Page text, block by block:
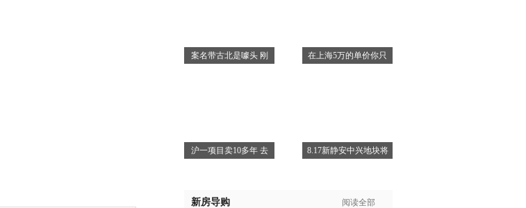
韩女士:158****2390
钱先生:139****7316
于女士:182****8478
案名带古北是噱头 刚 在上海5万的单价你只
沪一项目卖10多年 去 8.17新静安中兴地块将
新房导购 阅读全部